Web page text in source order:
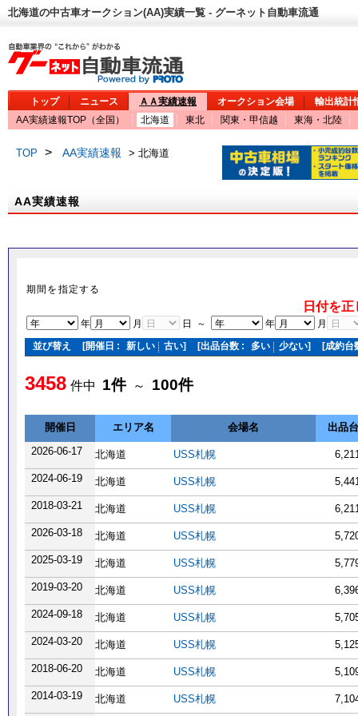
北海道の中古車オークション(AA)実績一覧 - グーネット自動車流通
トップ ニュース ＡＡ実績速報 オークション会場
輸出統計
AA実績速報TOP（全国）
北海道 東北 関東・甲信越 東海・北陸
TOP > AA実績速報 > 北海道
AA実績速報
期間を指定する
日付を
年 月 日 ～ 年
月
並び替え
[開催日 : 新しい 古い] [出品台数 : 多い 少ない] [成約台
3458 件中 1件 ～ 100件
開催日 エリア名 会場名
出品
2026-06-17
北海道 USS札幌
2024-06-19
北海道 USS札幌
2018-03-21
北海道 USS札幌
2026-03-18
北海道 USS札幌
2025-03-19
北海道 USS札幌
2019-03-20
北海道 USS札幌
2024-09-18
北海道 USS札幌
2024-03-20
北海道 USS札幌
2018-06-20
北海道 USS札幌
2014-03-19
北海道 USS札幌